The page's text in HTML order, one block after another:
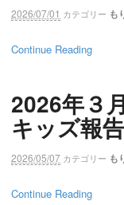
2026/07/01 カテゴリー も
Continue Reading
2026年３
キッズ報告
2026/05/07 カテゴリー も
Continue Reading